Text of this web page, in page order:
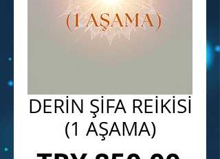
DERİN ŞİFA REİKİSİ
(1 AŞAMA)